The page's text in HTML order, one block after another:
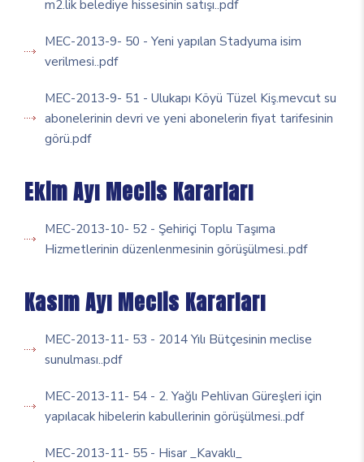
m2.lik belediye hissesinin satışı..pdf
MEC-2013-9- 50 - Yeni yapılan Stadyuma isim
verilmesi..pdf
MEC-2013-9- 51 - Ulukapı Köyü Tüzel Kiş.mevcut su
abonelerinin devri ve yeni abonelerin fiyat tarifesinin
görü.pdf
Ekim Ayı Meclis Kararları
MEC-2013-10- 52 - Şehiriçi Toplu Taşıma
Hizmetlerinin düzenlenmesinin görüşülmesi..pdf
Kasım Ayı Meclis Kararları
MEC-2013-11- 53 - 2014 Yılı Bütçesinin meclise
sunulması..pdf
MEC-2013-11- 54 - 2. Yağlı Pehlivan Güreşleri için
yapılacak hibelerin kabullerinin görüşülmesi..pdf
MEC-2013-11- 55 - Hisar _Kavaklı_